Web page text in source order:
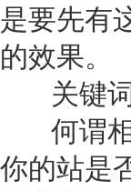
是要先有
的效果。
关键词
何谓相
你的站是